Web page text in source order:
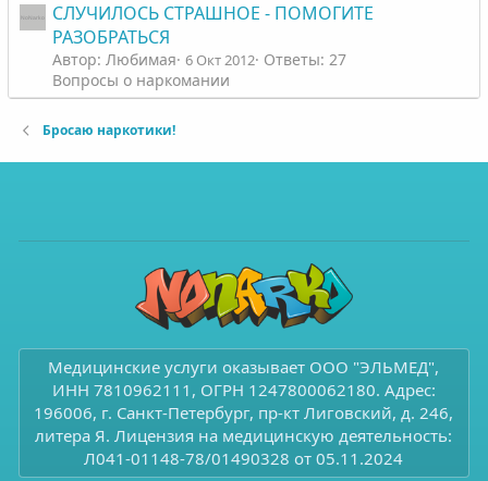
СЛУЧИЛОСЬ СТРАШНОЕ - ПОМОГИТЕ
РАЗОБРАТЬСЯ
Автор: Любимая 6 Окт 2012 Ответы: 27
Вопросы о наркомании
Бросаю наркотики!
Медицинские услуги оказывает ООО "ЭЛЬМЕД",
ИНН 7810962111, ОГРН 1247800062180. Адрес:
196006, г. Санкт-Петербург, пр-кт Лиговский, д. 246,
литера Я. Лицензия на медицинскую деятельность:
Л041-01148-78/01490328 от 05.11.2024